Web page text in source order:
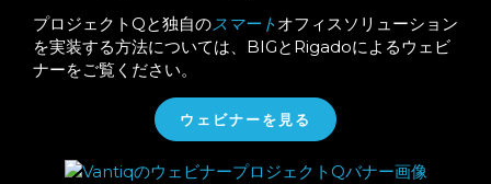
プロジェクトQと独自のスマートオフィスソリューション
を実装する方法については、BIGとRigadoによるウェビ
ナーをご覧ください。
ウェビナーを見る